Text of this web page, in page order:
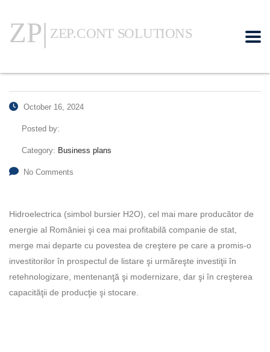
October 16, 2024
Posted by:
Category: Business plans
No Comments
Hidroelectrica (simbol bursier H2O), cel mai mare producător de
energie al României şi cea mai profitabilă companie de stat,
merge mai departe cu povestea de creştere pe care a promis-o
investitorilor în prospectul de listare şi urmăreşte investiţii în
retehnologizare, mentenanţă şi modernizare, dar şi în creşterea
capacităţii de producţie şi stocare.